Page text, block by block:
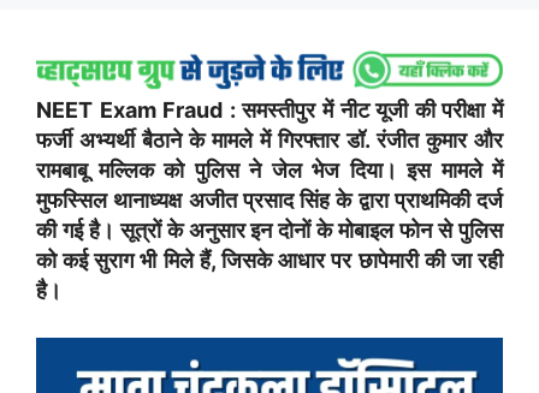
NEET Exam Fraud : समस्तीपुर में नीट यूजी की परीक्षा में
फर्जी अभ्यर्थी बैठाने के मामले में गिरफ्तार डॉ. रंजीत कुमार और
रामबाबू मल्लिक को पुलिस ने जेल भेज दिया। इस मामले में
मुफस्सिल थानाध्यक्ष अजीत प्रसाद सिंह के द्वारा प्राथमिकी दर्ज
की गई है। सूत्रों के अनुसार इन दोनों के मोबाइल फोन से पुलिस
को कई सुराग भी मिले हैं, जिसके आधार पर छापेमारी की जा रही
है।